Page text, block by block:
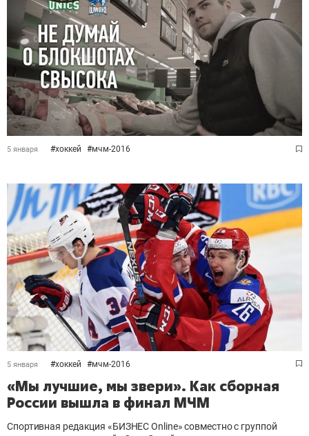
5 января #хоккей #мчм-2016
5 января #хоккей #мчм-2016
«Мы лучшие, мы звери». Как сборная
России вышла в финал МЧМ
Спортивная редакция «БИЗНЕС Online» совместно с группой